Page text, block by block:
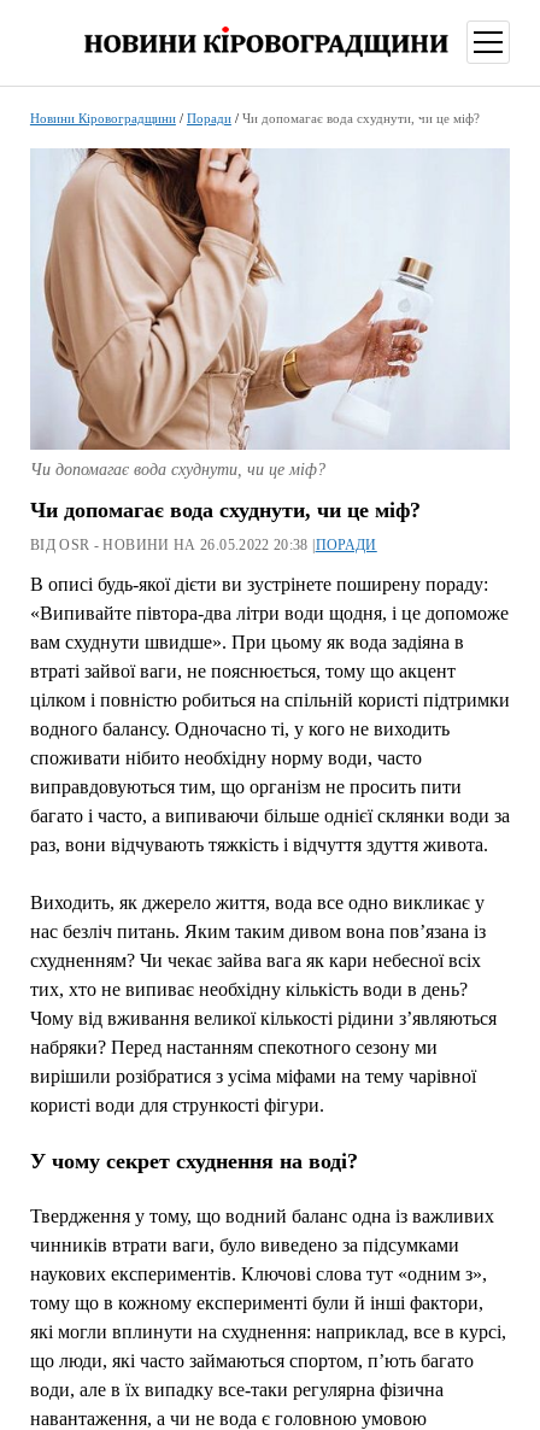
меню
Новини Кіровоградщини/ Поради/ Чи допомагає вода схуднути, чи це міф?
Чи допомагає вода схуднути, чи це міф?
Чи допомагає вода схуднути, чи це міф?
ВІД OSR - НОВИНИ НА 26.05.2022 20:38 |ПОРАДИ
В описі будь-якої дієти ви зустрінете поширену пораду:
«Випивайте півтора-два літри води щодня, і це допоможе
вам схуднути швидше». При цьому як вода задіяна в
втраті зайвої ваги, не пояснюється, тому що акцент
цілком і повністю робиться на спільній користі підтримки
водного балансу. Одночасно ті, у кого не виходить
споживати нібито необхідну норму води, часто
виправдовуються тим, що організм не просить пити
багато і часто, а випиваючи більше однієї склянки води за
раз, вони відчувають тяжкість і відчуття здуття живота.
Виходить, як джерело життя, вода все одно викликає у
нас безліч питань. Яким таким дивом вона пов’язана із
схудненням? Чи чекає зайва вага як кари небесної всіх
тих, хто не випиває необхідну кількість води в день?
Чому від вживання великої кількості рідини з’являються
набряки? Перед настанням спекотного сезону ми
вирішили розібратися з усіма міфами на тему чарівної
користі води для стрункості фігури.
У чому секрет схуднення на воді?
Твердження у тому, що водний баланс одна із важливих
чинників втрати ваги, було виведено за підсумками
наукових експериментів. Ключові слова тут «одним з»,
тому що в кожному експерименті були й інші фактори,
які могли вплинути на схуднення: наприклад, все в курсі,
що люди, які часто займаються спортом, п’ють багато
води, але в їх випадку все-таки регулярна фізична
навантаження, а чи не вода є головною умовою